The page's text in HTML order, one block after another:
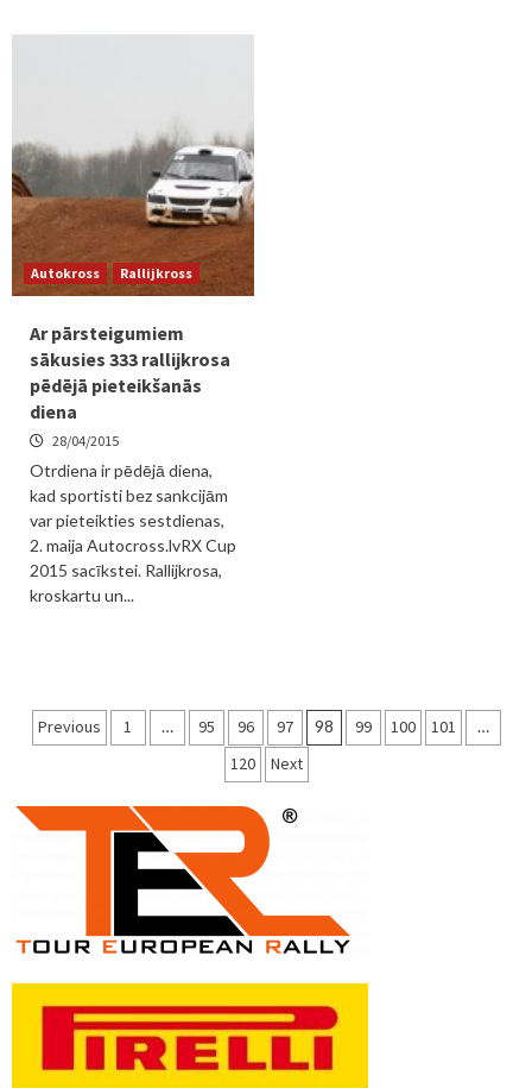
Autokross Rallijkross
Ar pārsteigumiem
sākusies 333 rallijkrosa
pēdējā pieteikšanās
diena
28/04/2015
Otrdiena ir pēdējā diena,
kad sportisti bez sankcijām
var pieteikties sestdienas,
2. maija Autocross.lvRX Cup
2015 sacīkstei. Rallijkrosa,
kroskartu un...
Ziņu
pēc
lappusēm
Previous 1 … 95 96 97 98 99 100 101 …
120 Next